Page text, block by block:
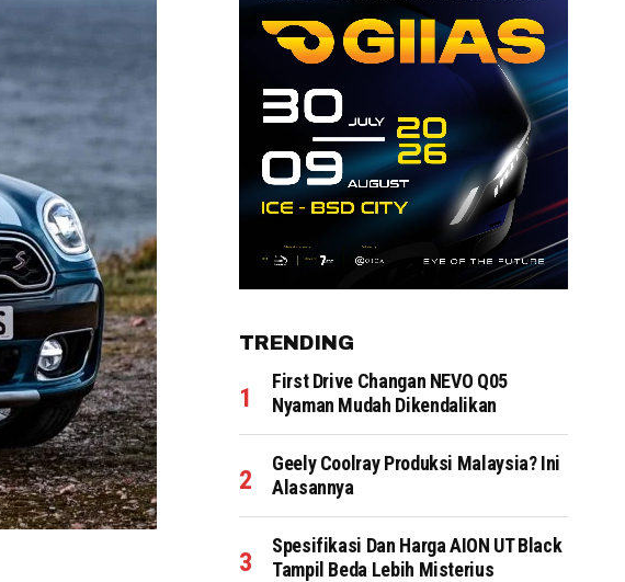
TRENDING
First Drive Changan NEVO Q05
Nyaman Mudah Dikendalikan
Geely Coolray Produksi Malaysia? Ini
Alasannya
Spesifikasi Dan Harga AION UT Black
Tampil Beda Lebih Misterius